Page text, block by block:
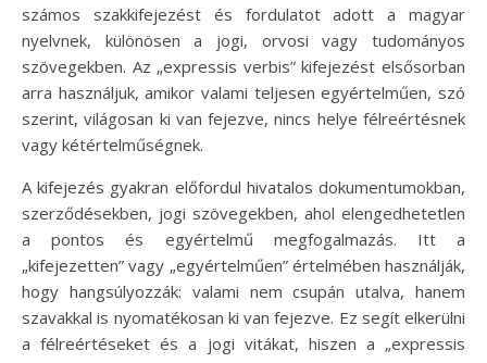
számos szakkifejezést és fordulatot adott a magyar
nyelvnek, különösen a jogi, orvosi vagy tudományos
szövegekben. Az „expressis verbis” kifejezést elsősorban
arra használjuk, amikor valami teljesen egyértelműen, szó
szerint, világosan ki van fejezve, nincs helye félreértésnek
vagy kétértelműségnek.
A kifejezés gyakran előfordul hivatalos dokumentumokban,
szerződésekben, jogi szövegekben, ahol elengedhetetlen
a pontos és egyértelmű megfogalmazás. Itt a
„kifejezetten” vagy „egyértelműen” értelmében használják,
hogy hangsúlyozzák: valami nem csupán utalva, hanem
szavakkal is nyomatékosan ki van fejezve. Ez segít elkerülni
a félreértéseket és a jogi vitákat, hiszen a „expressis